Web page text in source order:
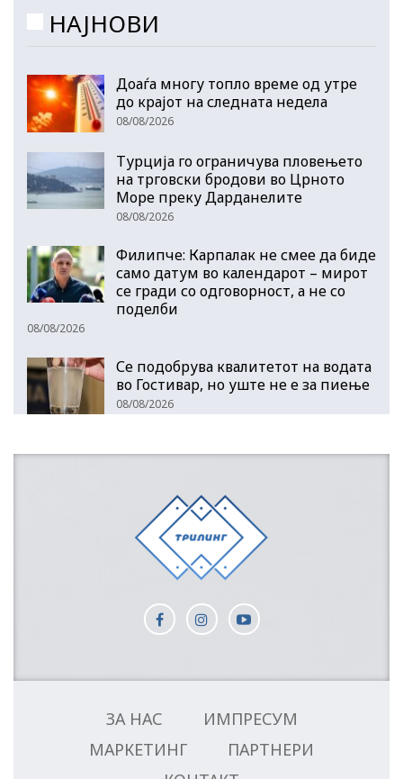
НАЈНОВИ
Доаѓа многу топло време од утре
до крајот на следната недела
08/08/2026
Турција го ограничува пловењето
на трговски бродови во Црното
Море преку Дарданелите
08/08/2026
Филипче: Карпалак не смее да биде
само датум во календарот – мирот
се гради со одговорност, а не со
поделби
08/08/2026
Се подобрува квалитетот на водата
во Гостивар, но уште не е за пиење
08/08/2026
ЗА НАС
ИМПРЕСУМ
МАРКЕТИНГ
ПАРТНЕРИ